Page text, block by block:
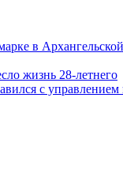
в Архангельской
жизнь 28-летнего
с управлением